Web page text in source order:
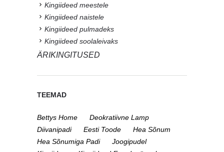
Kingiideed meestele
Kingiideed naistele
Kingiideed pulmadeks
Kingiideed soolaleivaks
ÄRIKINGITUSED
TEEMAD
Bettys Home
Deokratiivne Lamp
Diivanipadi
Eesti Toode
Hea Sõnum
Hea Sõnumiga Padi
Joogipudel